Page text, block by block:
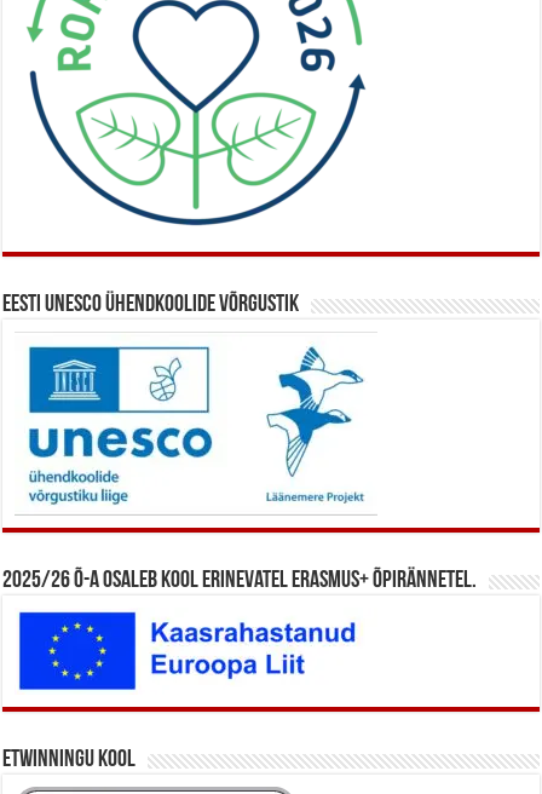
Eesti UNESCO ühendkoolide võrgustik
2025/26 õ-a osaleb kool erinevatel Erasmus+ õpirännetel.
eTwinningu kool